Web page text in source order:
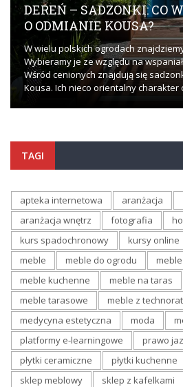
DEREŃ – SADZONKI: CO
O ODMIANIE KOUSA?
W wielu polskich ogrodach
Wybieramy je ze względu na
Wśród cenionych znajdują się
Kousa. Ich nieco orientalny charakter
TAGI
apteka internetowa aranżacja
aranżacja wnętrz
fotografia
kurs spadochronowy
kursy online
meble
meble do ogrodu
meble kuchenne
meble na taras
meble tarasowe
meble z
medycyna estetyczna
moda
platformy e-learningowe
prawo
płytki ceramiczne
płytki kuchenne
sklep meblowy
sklep z kafelkami